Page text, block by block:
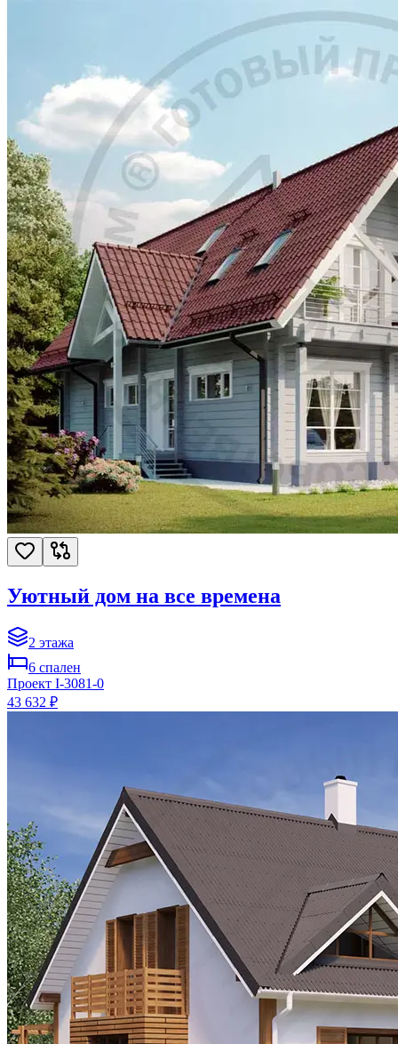
Уютный дом на все времена
2 этажа
6 спален
Проект I-3081-0
43 632 ₽